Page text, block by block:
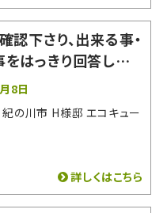
認下さり、出来る事・
はっきり回答してく
すかったです。 即答
いかげんな回答をそ
いする事に決めまし
8日
の川市 H様邸 エコキュー
詳しくはこちら